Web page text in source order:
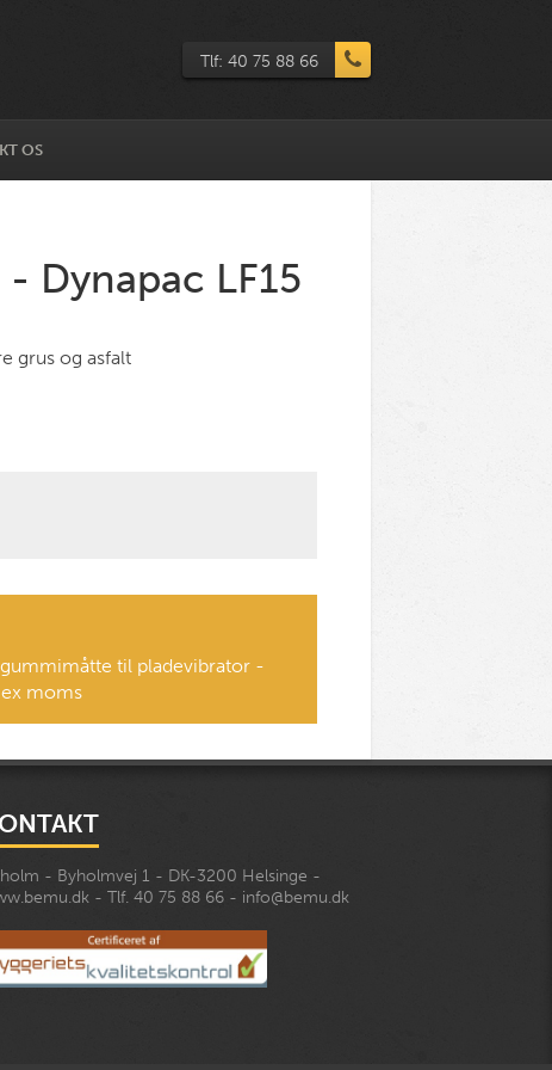
Tlf: 40 75 88 66
OS
Dynapac LF15
grus og asfalt
til pladevibrator -
moms
- Byholmvej 1 - DK-3200 Helsinge -
- Tlf. 40 75 88 66 - info@bemu.dk